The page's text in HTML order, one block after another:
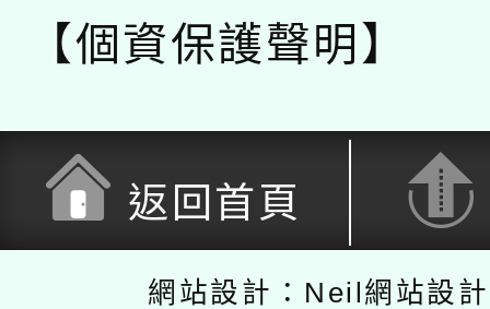
【個資保護聲明】
返回首頁
網站設計：Neil網站設